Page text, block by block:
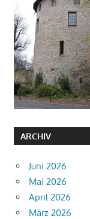
ARCHIV
Juni 2026
Mai 2026
April 2026
März 2026